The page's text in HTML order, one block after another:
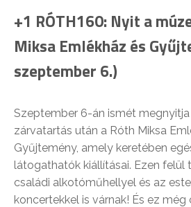
+1 RÓTH160: Nyit a
Miksa Emlékház és
szeptember 6.)
Szeptember 6-án ismét megnyitja
zárvatartás után a Róth Miksa
Gyűjtemény, amely keretében
látogathatók kiállításai. Ezen felül
családi alkotóműhellyel és az
koncertekkel is várnak! És ez még